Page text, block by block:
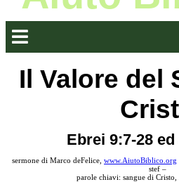
Il Valore del
Ebrei 9:7-28
sermone di Marco deFelice, www.AiutoBiblico.org
stef –
parole chiavi: sangue di